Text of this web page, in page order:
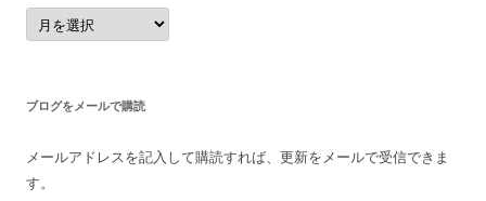
ア
ー
カ
ブログをメールで購読
メールアドレスを記入して購読すれば、更新をメールで受信できま
す。